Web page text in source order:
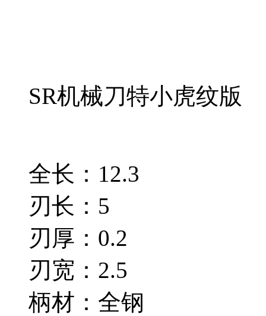
SR机械刀特小虎纹版
全长：12.3
刃长：5
刃厚：0.2
刃宽：2.5
柄材：全钢